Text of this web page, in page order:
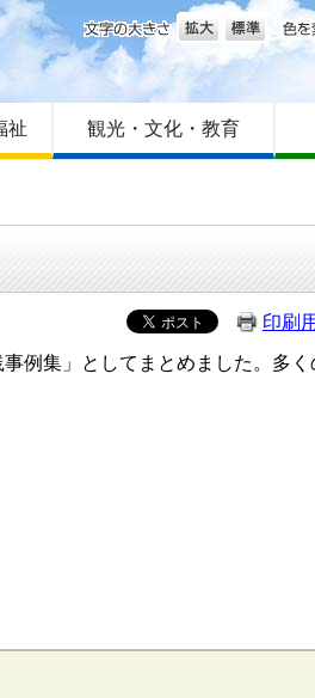
文字の大きさ
祉 観光・文化・教育
印刷
集」としてまとめました。多